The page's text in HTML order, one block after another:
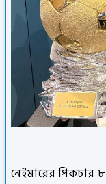
নেইমারের পিকচার ৮